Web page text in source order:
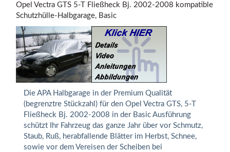
Opel Vectra GTS 5-T Fließheck Bj. 2002-2008 kompatible
Schutzhülle-Halbgarage, Basic
Die APA Halbgarage in der Premium Qualität
(begrenztre Stückzahl) für den Opel Vectra GTS, 5-T
Fließheck Bj. 2002-2008 in der Basic Ausführung
schützt Ihr Fahrzeug das ganze Jahr über vor Schmutz,
Staub, Ruß, herabfallende Blätter im Herbst, Schnee,
sowie vor dem Vereisen der Scheiben bei